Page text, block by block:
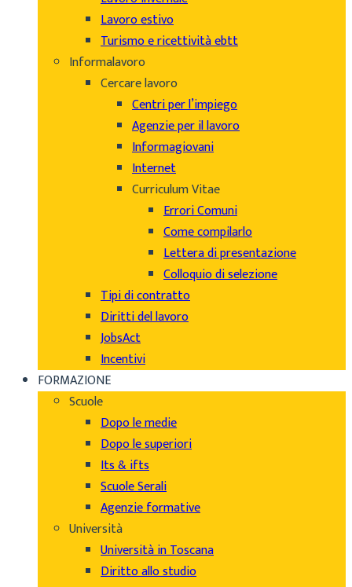
Lavoro estivo
Turismo e ricettività ebtt
Informalavoro
Cercare lavoro
Centri per l’impiego
Agenzie per il lavoro
Informagiovani
Internet
Curriculum Vitae
Errori Comuni
Come compilarlo
Lettera di presentazione
Colloquio di selezione
Tipi di contratto
Diritti del lavoro
JobsAct
Incentivi
FORMAZIONE
Scuole
Dopo le medie
Dopo le superiori
Its & ifts
Scuole Serali
Agenzie formative
Università
Università in Toscana
Diritto allo studio